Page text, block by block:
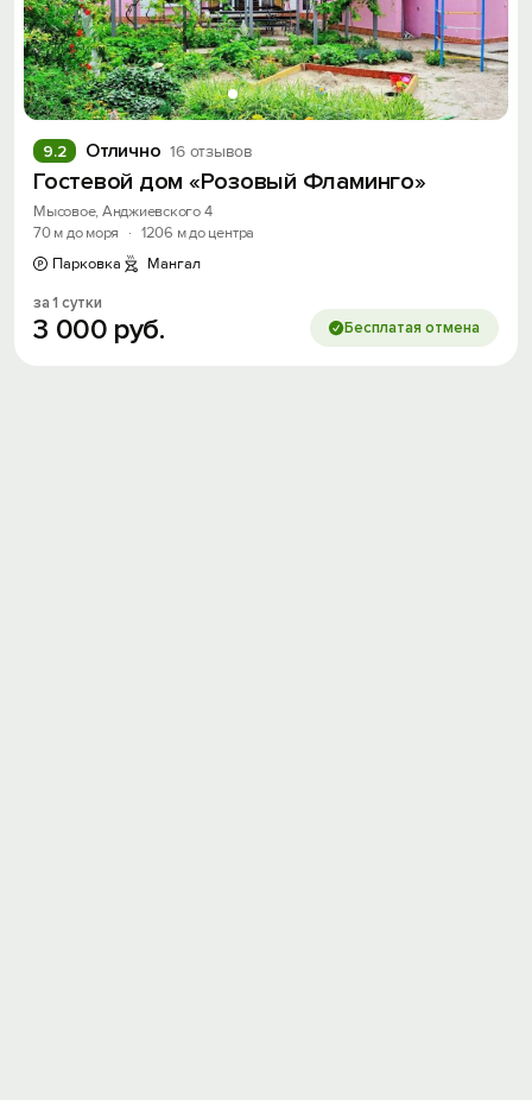
Отлично 16 отзывов
9.2
Гостевой дом «Розовый Фламинго»
Мысовое, Анджиевского 4
70 м до моря
· 1206 м до центра
Парковка
Мангал
за 1 сутки
3 000 руб. Бесплатая отмена
Войти или Зарегистрироваться